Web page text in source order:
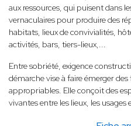
aux ressources, qui puisent dans
vernaculaires pour produire des
habitats, lieux de convivialités,
activités, bars, tiers-lieux,...
Entre sobriété, exigence
démarche vise à faire émerger
appropriables. Elle conçoit des
vivantes entre les lieux, les